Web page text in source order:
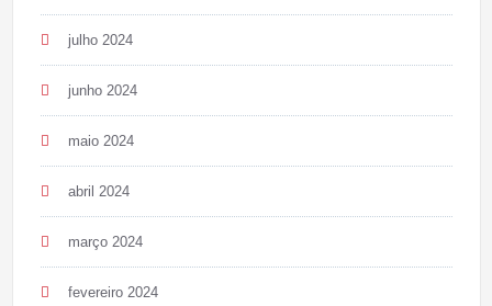
julho 2024
junho 2024
maio 2024
abril 2024
março 2024
fevereiro 2024